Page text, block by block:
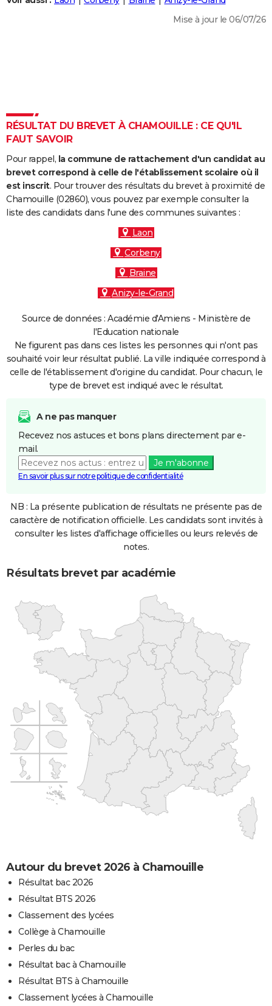
DICTIONNAIRE
Dictionnaire
Biographies
Citations
Expressions
Proverbes
PROGRAMME TV
COPAINS D'AVANT
S'inscrire
Se connecter
Lycées
Collèges
Primaires
Universités
Entreprises
Service militaire
Avis de recherche
AVIS DE DÉCÈS
FORUM
Mise à jour le 06/07/26
RÉSULTAT DU BREVET À CHAMOUILLE : CE QU'IL
FAUT SAVOIR
Pour rappel, la commune de rattachement d'un candidat au
brevet correspond à celle de l'établissement scolaire où il
est inscrit. Pour trouver des résultats du brevet à proximité de
Chamouille (02860), vous pouvez par exemple consulter la
liste des candidats dans l'une des communes suivantes :
Laon
Corbeny
Braine
Anizy-le-Grand
Source de données : Académie d'Amiens - Ministère de
l'Education nationale
Ne figurent pas dans ces listes les personnes qui n'ont pas
souhaité voir leur résultat publié. La ville indiquée correspond à
celle de l'établissement d'origine du candidat. Pour chacun, le
type de brevet est indiqué avec le résultat.
A ne pas manquer
Recevez nos astuces et bons plans directement par e-
mail.
Je m'abonne
En savoir plus sur notre politique de confidentialité
NB : La présente publication de résultats ne présente pas de
caractère de notification officielle. Les candidats sont invités à
consulter les listes d'affichage officielles ou leurs relevés de
notes.
Résultats brevet par académie
Autour du brevet 2026 à Chamouille
Résultat bac 2026
Résultat BTS 2026
Classement des lycées
Collège à Chamouille
Perles du bac
Résultat bac à Chamouille
Résultat BTS à Chamouille
Classement lycées à Chamouille